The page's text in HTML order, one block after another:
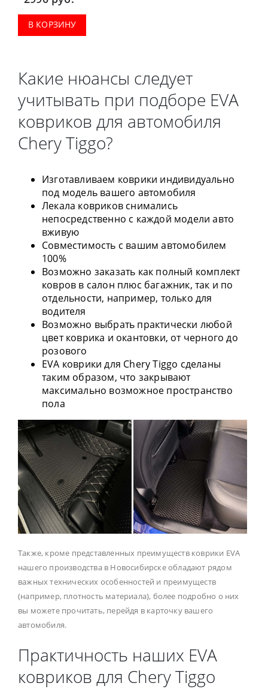
В КОРЗИНУ
Какие нюансы следует
учитывать при подборе EVA
ковриков для автомобиля
Chery Tiggo?
Изготавливаем коврики индивидуально
под модель вашего автомобиля
Лекала ковриков снимались
непосредственно с каждой модели авто
вживую
Совместимость с вашим автомобилем
100%
Возможно заказать как полный комплект
ковров в салон плюс багажник, так и по
отдельности, например, только для
водителя
Возможно выбрать практически любой
цвет коврика и окантовки, от черного до
розового
EVA коврики для Chery Tiggo сделаны
таким образом, что закрывают
максимально возможное пространство
пола
Также, кроме представленных преимуществ коврики EVA
нашего производства в Новосибирске обладают рядом
важных технических особенностей и преимуществ
(например, плотность материала), более подробно о них
вы можете прочитать, перейдя в карточку вашего
автомобиля.
Практичность наших EVA
ковриков для Chery Tiggo